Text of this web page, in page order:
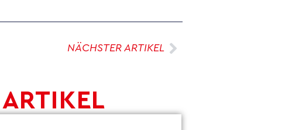
NÄCHSTER ARTIKEL